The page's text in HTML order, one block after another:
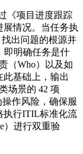
《项目进度跟踪
情况。当任务执
出问题的根源并
即明确任务是什
（Who）以及如
基础上，输出
场景的 42 项
作风险，确保服
执行ITIL标准化流
）进行双重验